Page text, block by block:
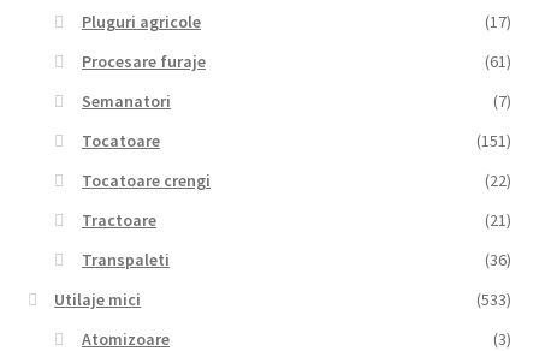
Pluguri agricole
(17)
Procesare furaje
(61)
Semanatori
(7)
Tocatoare
(151)
Tocatoare crengi
(22)
Tractoare
(21)
Transpaleti
(36)
Utilaje mici
(533)
Atomizoare
(3)